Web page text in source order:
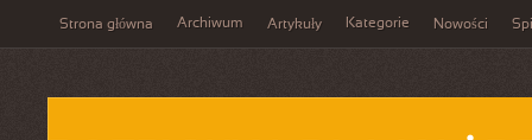
Strona główna Archiwum Artykuły Kategorie Nowości